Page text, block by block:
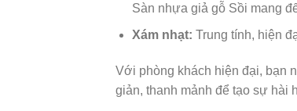
Sàn nhựa giả gỗ Sồi mang
Xám nhạt: Trung tính, hiện
Với phòng khách hiện đại, bạn
giản, thanh mảnh để tạo sự hài